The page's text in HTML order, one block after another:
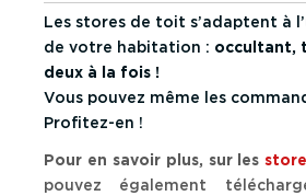
Les stores de toit s’adaptent à
de votre habitation : occultant,
deux à la fois !
Vous pouvez même les
Profitez-en !
Pour en savoir plus, sur les
pouvez également